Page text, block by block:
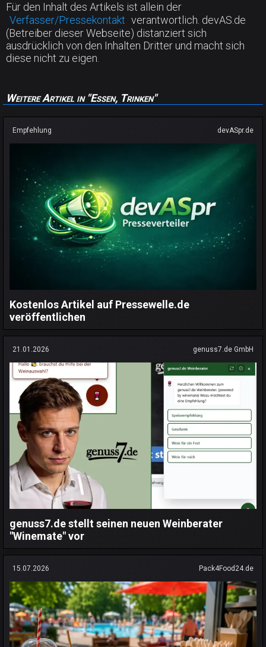
Für den Inhalt des Artikels ist allein der
Verfasser/Pressekontakt verantwortlich. devAS.de
(Betreiber dieser Webseite) distanziert sich
ausdrücklich von den Inhalten Dritter und macht sich
diese nicht zu eigen.
Weitere Artikel in "Essen, Trinken"
Empfehlung devASpr.de
Kostenlos Artikel auf Pressewelle.de
veröffentlichen
21.01.2026 genuss7.de GmbH
genuss7.de stellt seinen neuen Weinberater
"Winemate" vor
15.07.2026 Pack4Food24.de